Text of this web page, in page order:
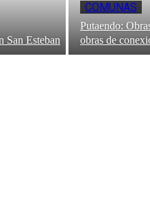
San Esteban
COMUNAS
Putaendo:
obras de